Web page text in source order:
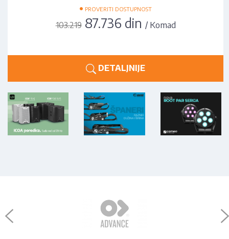
• PROVERITI DOSTUPNOST
103.21987.736 din / Komad
DETALJNIJE